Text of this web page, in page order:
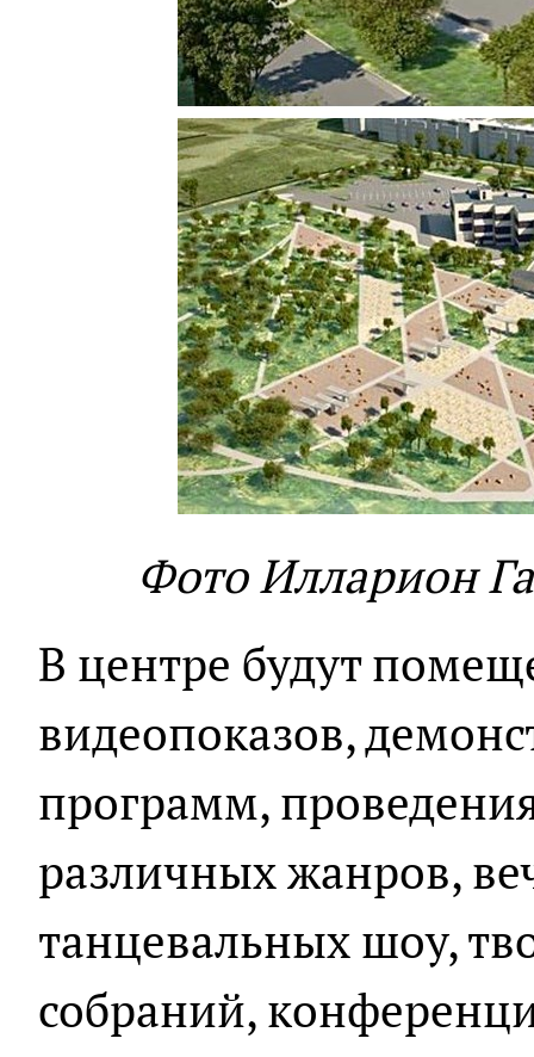
Фото Илларион
В центре будут
видеопоказов,
программ,
различных жанров,
танцевальных шоу,
собраний,